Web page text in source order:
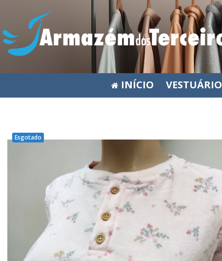
INÍCIO VESTUÁRIO
Esgotado